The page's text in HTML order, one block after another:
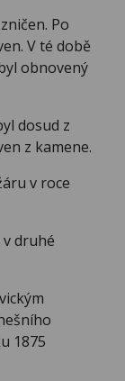
Po
V té době
obnovený
dosud z
z kamene.
v roce
druhé
1875